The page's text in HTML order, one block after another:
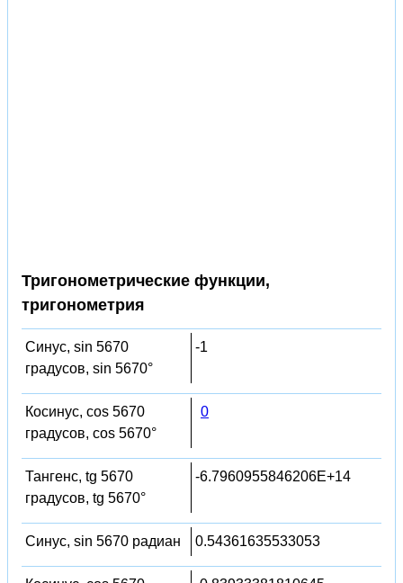
Тригонометрические функции,
тригонометрия
Синус, sin 5670
градусов, sin 5670°
-1
Косинус, cos 5670
градусов, cos 5670°
0
Тангенс, tg 5670
градусов, tg 5670°
-6.7960955846206E+14
Синус, sin 5670 радиан 0.54361635533053